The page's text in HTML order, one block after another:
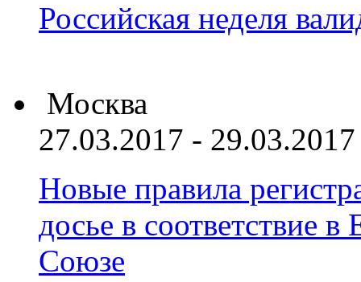
Российская неделя
Москва
27.03.2017 - 29.03.2017
Новые правила
досье в соответствие
Союзе